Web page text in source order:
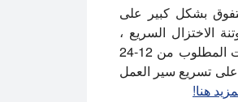
بشكل كبير على
الاختزال السريع ،
والألكلة ، والهضم المحلل للبروتين للبروتينات المعقدة ، مما يقلل من الوقت المطلوب من 12-24
على تسريع سير العمل
هنا!